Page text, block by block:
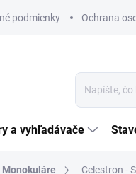
podmienky Ochrana
a vyhľadávače
Monokuláre Celestron -